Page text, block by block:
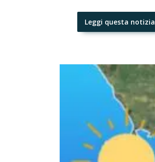
Leggi questa notizia